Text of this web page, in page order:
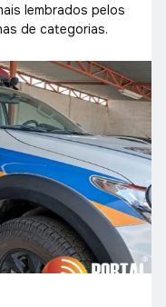
lembrados pelos
de categorias.